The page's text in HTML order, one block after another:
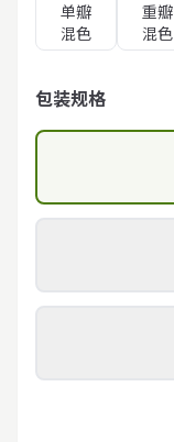
单瓣
混色
重瓣
混色
包装规格